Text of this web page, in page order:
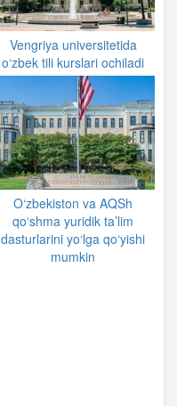
Vengriya universitetida
o‘zbek tili kurslari ochiladi
O‘zbekiston va AQSh
qo‘shma yuridik ta’lim
dasturlarini yo‘lga qo‘yishi
mumkin